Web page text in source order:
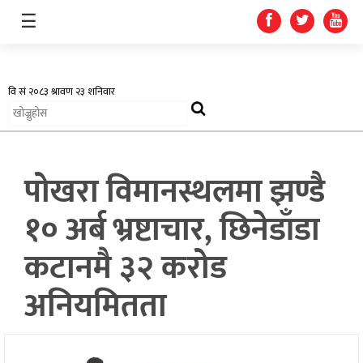
अर्थतन्त्र
स्वास्थ्य
शिक्षा
प्रदेश
खेलकुद
☰
पोखरा विमानस्थलमा झण्डै
१० अर्ब भ्रष्टाचार, छिनेडाँडा
कटानमै ३२ करोड
अनियमितता